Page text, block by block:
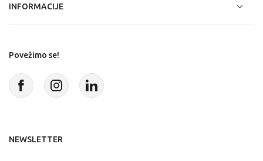
INFORMACIJE
Povežimo se!
NEWSLETTER